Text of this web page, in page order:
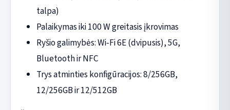
talpa)
Palaikymas iki 100 W greitasis įkrovimas
Ryšio galimybės: Wi‑Fi 6E (dvipusis), 5G,
Bluetooth ir NFC
Trys atminties konfigūracijos: 8/256GB,
12/256GB ir 12/512GB